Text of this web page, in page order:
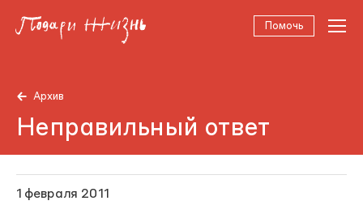
Помочь
Архив
Неправильный ответ
1 февраля 2011